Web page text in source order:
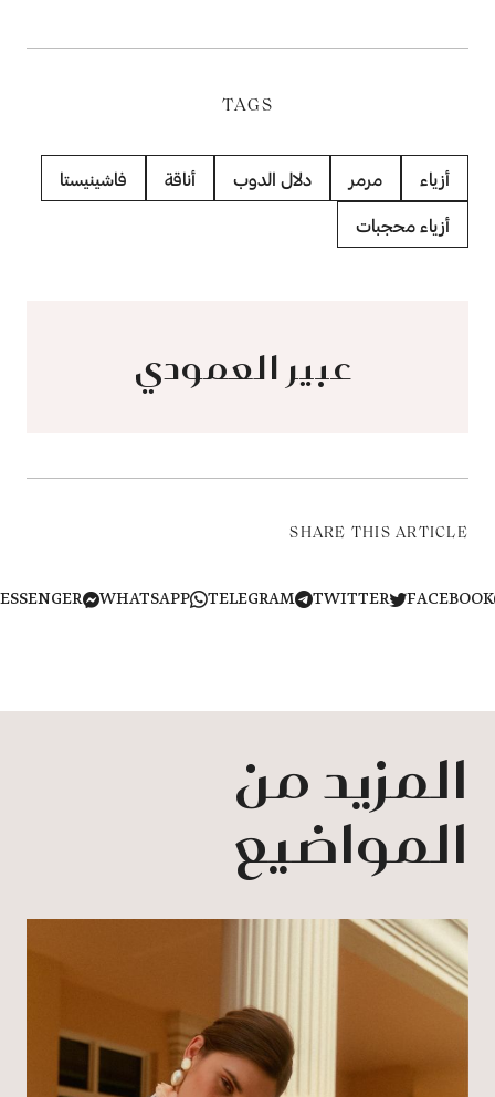
TAGS
أزياء مرمر دلال الدوب أناقة فاشينيستا
أزياء محجبات
​​​​​​​ عبير العمودي
SHARE THIS ARTICLE
TWITTER
TELEGRAM
WHATSAPP
MESSENGER
المزيد من
المواضيع